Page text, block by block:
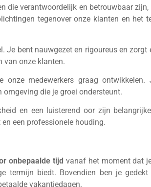
die verantwoordelijk en betrouwbaar zijn,
tegenover onze klanten en het
Je bent nauwgezet en rigoureus en zorgt
van onze klanten.
onze medewerkers graag
die je groei ondersteunt.
en een luisterend oor zijn
een professionele houding.
onbepaalde tijd vanaf het moment dat
termijn biedt. Bovendien ben je
vakantiedagen.